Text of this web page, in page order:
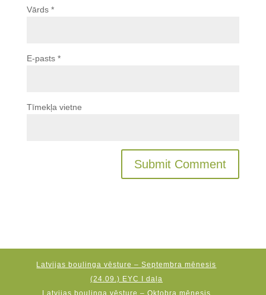
Vārds *
E-pasts *
Tīmekļa vietne
Latvijas boulinga vēsture – Septembra mēnesis
(24.09.) EYC I daļa
Latvijas boulinga vēsture – Oktobra mēnesis